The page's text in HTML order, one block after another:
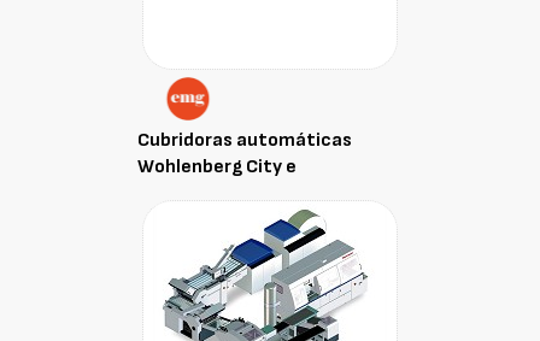
Cubridoras automáticas
Wohlenberg City e